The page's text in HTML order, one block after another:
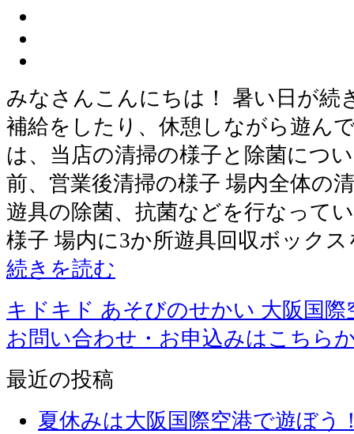
みなさんこんにちは！ 暑い日が続
補給をしたり、休憩しながら遊ん
は、当店の清掃の様子と除菌につ
前、営業後清掃の様子 場内全体の
遊具の除菌、抗菌などを行なって
様子 場内に3か所遊具回収ボック
続きを読む
キドキド あそびのせかい 大阪国際
お問い合わせ・お申込みはこちら
最近の投稿
夏休みは大阪国際空港で遊ぼう